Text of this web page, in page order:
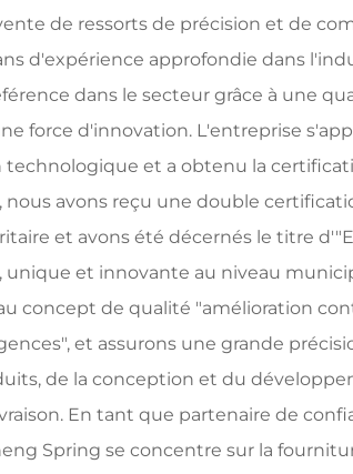
de ressorts de précision et de
d'expérience approfondie dans
dans le secteur grâce à une
force d'innovation. L'entreprise
et a obtenu la
nous avons reçu une double
et avons été décernés le titre
unique et innovante au niveau
concept de qualité "amélioration
et assurons une grande
de la conception et du
En tant que partenaire de
Spring se concentre sur la